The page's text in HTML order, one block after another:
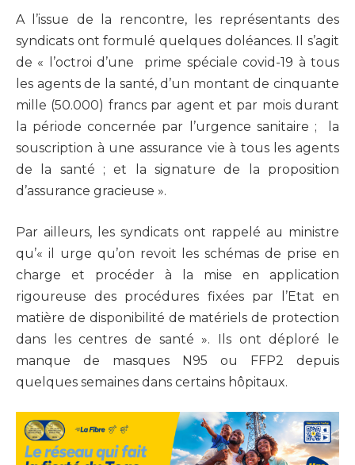
A l’issue de la rencontre, les représentants des
syndicats ont formulé quelques doléances. Il s’agit
de « l’octroi d’une ​ prime spéciale covid-19 à tous
les agents de la santé, d’un montant de cinquante
mille (50.000) francs par agent et par mois durant
la période concernée par l’urgence sanitaire ; la
souscription à une assurance vie à tous les agents
de la santé ; et la signature de la proposition
d’assurance gracieuse ».
Par ailleurs, les syndicats ont rappelé au ministre
qu’« il urge qu’on revoit les schémas de prise en
charge et procéder à la mise en application
rigoureuse des procédures fixées par l’Etat en
matière de disponibilité de matériels de protection
dans les centres de santé ». Ils ont déploré le
manque de masques N95 ou FFP2 depuis
quelques semaines dans certains hôpitaux.